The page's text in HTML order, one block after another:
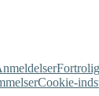
Cookie-